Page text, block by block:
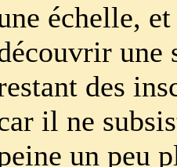
échelle,
une
des
il ne
un peu